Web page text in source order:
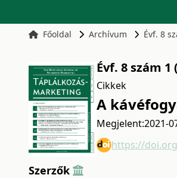
Főoldal Archívum Évf. 8
Évf. 8 szám
Cikkek
A
Megjelent:2021-
https://
Szerzők